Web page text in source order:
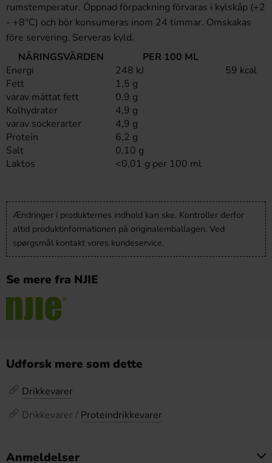
rumstemperatur. Öppnad förpackning förvaras i kylskåp (+2
- +8°C) och bör konsumeras inom 24 timmar. Omskakas
före servering. Serveras kyld.
NÄRINGSVÄRDEN
PER 100 ML
Energi
248 kJ
59 kcal
Fett
1,5 g
varav mättat fett
0,9 g
Kolhydrater
4,9 g
varav sockerarter
4,9 g
Protein
6,2 g
Salt
0,10 g
Laktos
<0,01 g per 100 ml
Ændringer i produkternes indhold kan ske. Kontroller derfor
altid produktinformationen på originalemballagen. Ved
spørgsmål kontakt vores kundeservice.
Se mere fra NJIE
Udforsk mere som dette
Drikkevarer
Drikkevarer / Proteindrikkevarer
Anmeldelser